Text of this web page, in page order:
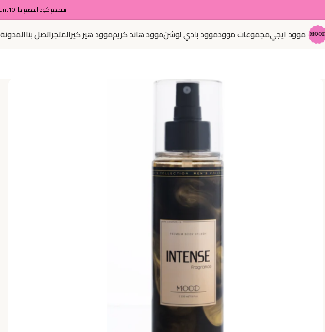
استخدم كود الخصم دا discount10 واحصلي علي خصم %10
موود ايجيمجموعات موودموود بادي لوشنموود هاند كريمموود هير كيرالمتجراتصل بناالمدونة